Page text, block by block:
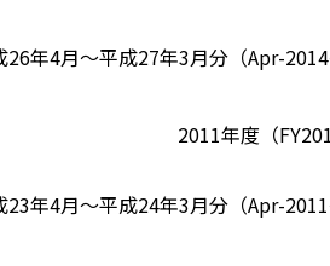
26年4月～平成27年3月分（Apr-2014
2011年度（
23年4月～平成24年3月分（Apr-2011